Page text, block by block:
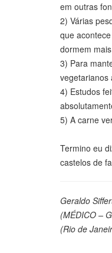
em outras
2) Várias
que
dormem
3) Para
vegetarianos
4) Estudos
5) A carne
Termino eu
castelos de
Geraldo
(MÉDICO –
(Rio de